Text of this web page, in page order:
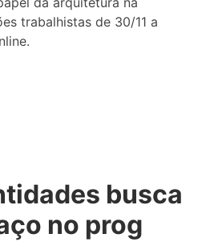
trabalhistas de 30/11 a
busca
no prog